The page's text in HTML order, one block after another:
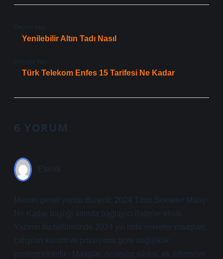
Önceki Yazı
Yenilebilir Altın Tadı Nasıl
Sonraki Yazı
Türk Telekom Enfes 15 Tarifesi Ne Kadar
6 YORUM
Metnin genel yapısı düzenli; 2024 Tıbbi Sekreter Maaşı
Ne Kadar başlığı altında bağlayıcı ifadeler eksik.
Yazının bu bölümünde 2024 yılı tıbbi sekreter maaşları,
çalışılan kurum ve pozisyona göre değişiklik
göstermektedir : Maaşlar, deneyim süresi, ek ödemeler